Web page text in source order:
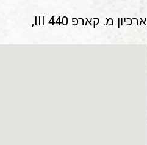
ארכיון מ. קארפ III 440,